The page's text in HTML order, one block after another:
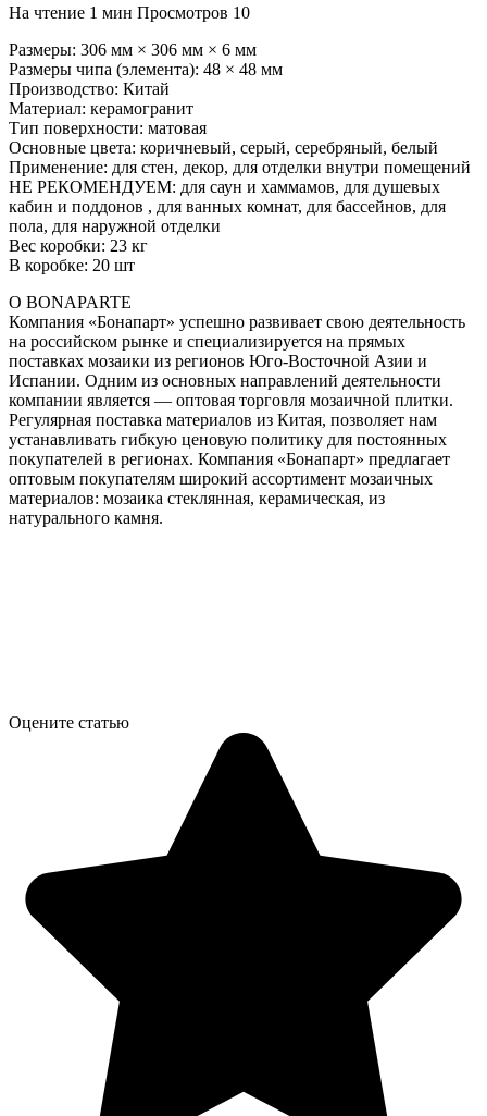
На чтение 1 мин Просмотров 10
Размеры: 306 мм × 306 мм × 6 мм
Размеры чипа (элемента): 48 × 48 мм
Производство: Китай
Материал: керамогранит
Тип поверхности: матовая
Основные цвета: коричневый, серый, серебряный, белый
Применение: для стен, декор, для отделки внутри помещений
НЕ РЕКОМЕНДУЕМ: для саун и хаммамов, для душевых
кабин и поддонов , для ванных комнат, для бассейнов, для
пола, для наружной отделки
Вес коробки: 23 кг
В коробке: 20 шт
О BONAPARTE
Компания «Бонапарт» успешно развивает свою деятельность
на российском рынке и специализируется на прямых
поставках мозаики из регионов Юго-Восточной Азии и
Испании. Одним из основных направлений деятельности
компании является — оптовая торговля мозаичной плитки.
Регулярная поставка материалов из Китая, позволяет нам
устанавливать гибкую ценовую политику для постоянных
покупателей в регионах. Компания «Бонапарт» предлагает
оптовым покупателям широкий ассортимент мозаичных
материалов: мозаика стеклянная, керамическая, из
натурального камня.
Оцените статью